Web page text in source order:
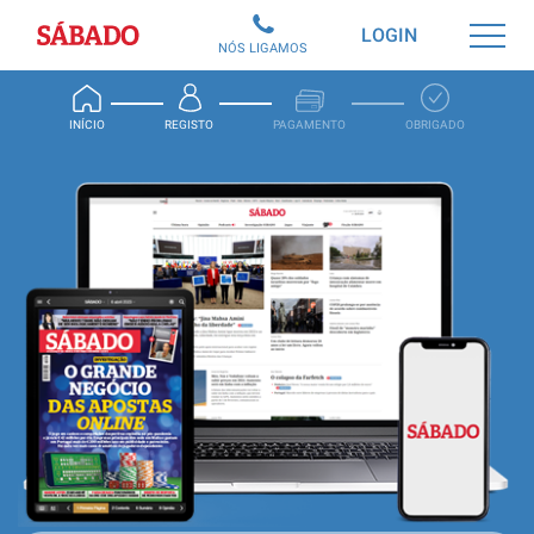
Sábado
INÍCIO REGISTO PAGAMENTO OBRIGADO
LOGIN
NÓS LIGAMOS